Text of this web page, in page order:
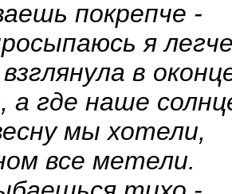
покрепче -
я
в
а где наше
мы хотели,
все метели.